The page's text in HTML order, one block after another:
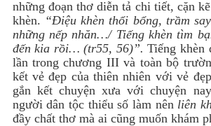
những đoạn thơ diễn tả chi tiết, cặn
khèn. “Điệu khèn thổi bổng, trầm
những nếp nhăn…/ Tiếng khèn tìm
đến kia rồi… (tr55, 56)”.Tiếng khèn
lần trong chương III và toàn bộ
kết vẻ đẹp của thiên nhiên với vẻ
gắn kết chuyện xưa với chuyện
người dân tộc thiểu số làm nên liên
đầy chất thơ mà ai cũng muốn khám